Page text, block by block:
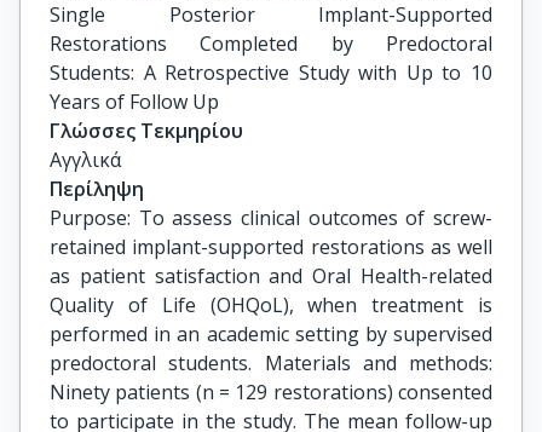
Single Posterior Implant-Supported
Restorations Completed by Predoctoral
Students: A Retrospective Study with Up to 10
Years of Follow Up
Γλώσσες Τεκμηρίου
Αγγλικά
Περίληψη
Purpose: To assess clinical outcomes of screw-
retained implant-supported restorations as well
as patient satisfaction and Oral Health-related
Quality of Life (OHQoL), when treatment is
performed in an academic setting by supervised
predoctoral students. Materials and methods:
Ninety patients (n = 129 restorations) consented
to participate in the study. The mean follow-up